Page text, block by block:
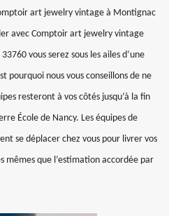
art jewelry vintage à Montignac
avec Comptoir art jewelry vintage
vous serez sous les ailes d’une
pourquoi nous vous conseillons de ne
resteront à vos côtés jusqu’à la fin
École de Nancy. Les équipes de
se déplacer chez vous pour livrer vos
mêmes que l’estimation accordée par